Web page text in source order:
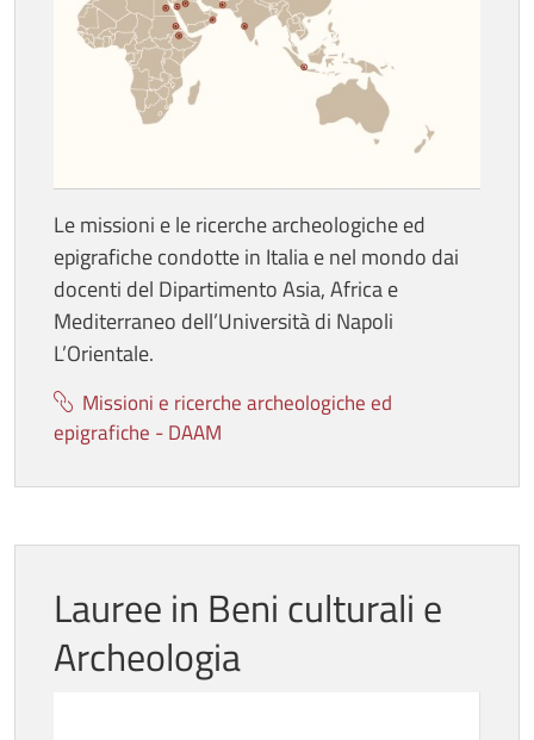
Le missioni e le ricerche archeologiche ed
epigrafiche condotte in Italia e nel mondo dai
docenti del Dipartimento Asia, Africa e
Mediterraneo dell’Università di Napoli
L’Orientale.
Missioni e ricerche archeologiche ed
epigrafiche - DAAM
Lauree in Beni culturali e
Archeologia